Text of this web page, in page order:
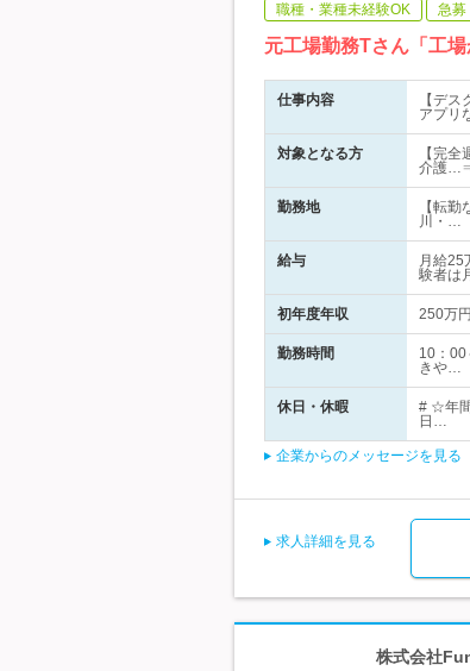
職種・業種未経験OK 急募
元工場勤務Tさん「工
仕事内容
【デ
アプリ
対象となる方
【完
介護…⇒
勤務地
【転
川・…
給与
月給25
験者は
初年度年収 250万
勤務時間
10：
きや…
休日・休暇
# ☆年
日…
企業からのメッセージを見る
求人詳細を見る
株式会社